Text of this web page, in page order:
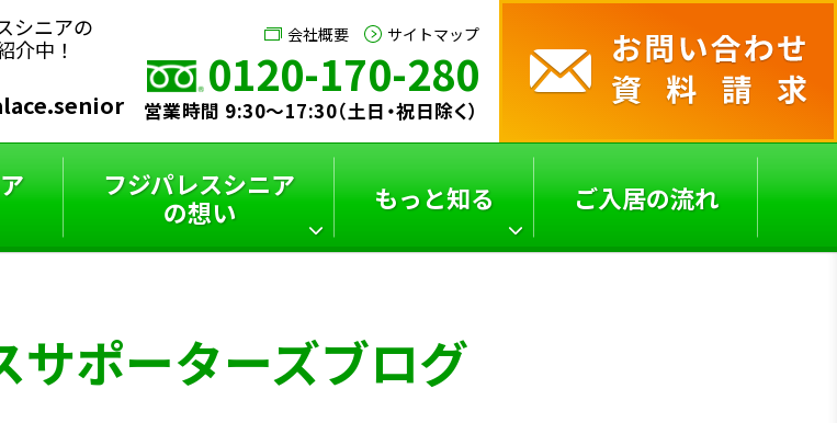
シニアの
介中！
会社概要 サイトマップ
0120-170-280
営業時間 9:30～17:30（土日・祝日除く）
フジパレスシニア
の想い
ブログ
特選コラム
もっと知る
ビュー
フジパレスシニアと
は？
サービス付き高齢者向
け
住宅の選び方
ご入居の流れ
サポーターズブログ